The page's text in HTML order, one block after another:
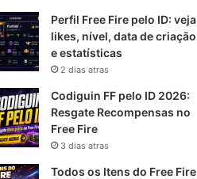
Perfil Free Fire pelo ID: veja
likes, nível, data de criação
e estatísticas
2 dias atras
Codiguin FF pelo ID 2026:
Resgate Recompensas no
Free Fire
3 dias atras
Todos os Itens do Free Fire